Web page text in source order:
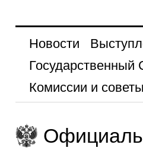
Новости
Государственный
Комиссии и советы